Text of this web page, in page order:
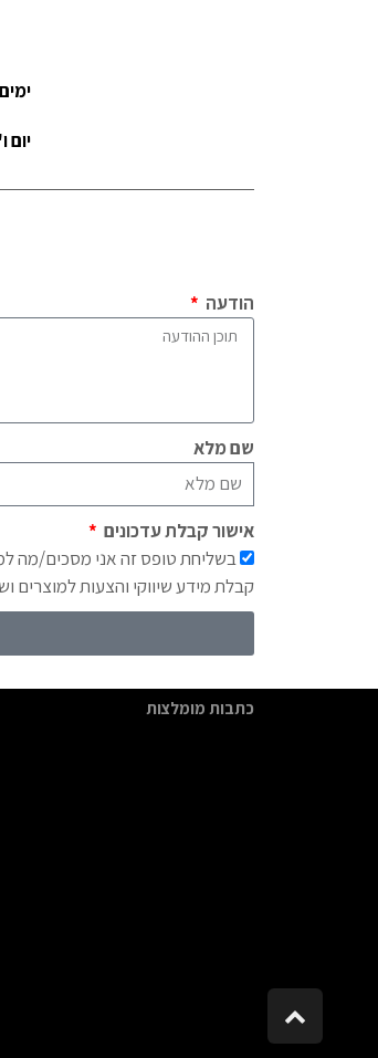
יום ו'
הודעה
שם מלא
אישור קבלת עדכונים
בשליחת טופס זה אני מסכים/מה
קבלת מידע שיווקי והצעות למוצרים
כתבות מומלצות
לראש